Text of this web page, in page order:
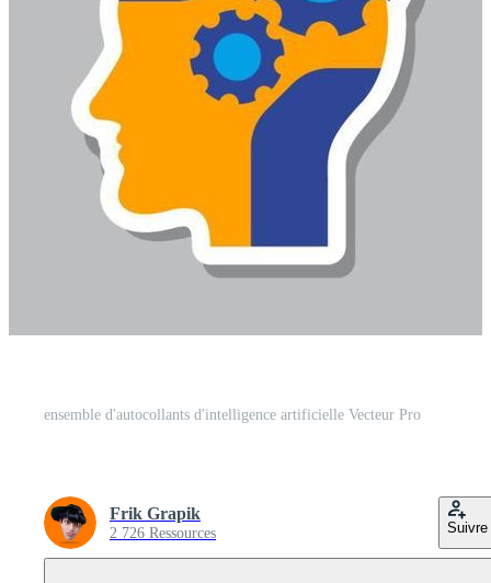
ensemble d'autocollants d'intelligence artificielle Vecteur Pro
Frik Grapik
2 726 Ressources Suivre